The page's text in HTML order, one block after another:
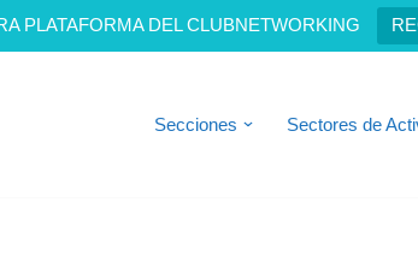
PLATAFORMA DEL CLUBNETWORKING
Secciones Sectores de